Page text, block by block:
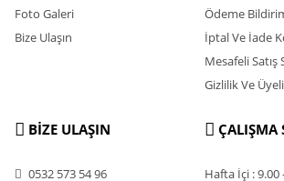
Foto Galeri
Bize Ulaşın
Ödeme
İptal Ve İade
Mesafeli Satış
Gizlilik Ve
BİZE ULAŞIN
0532 573 54 96
ÇALIŞMA
Hafta İçi : 9.00